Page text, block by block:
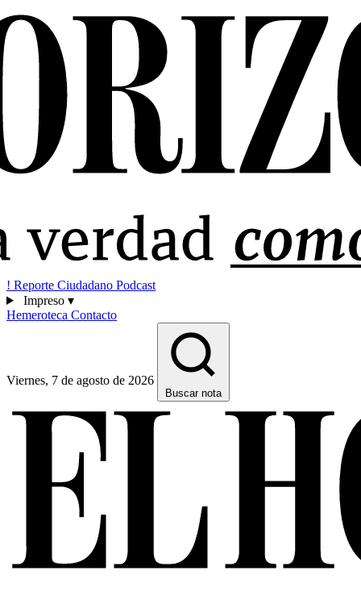
! Reporte Ciudadano Podcast
Impreso ▾
Hemeroteca Contacto
Viernes, 7 de agosto de 2026
Buscar nota